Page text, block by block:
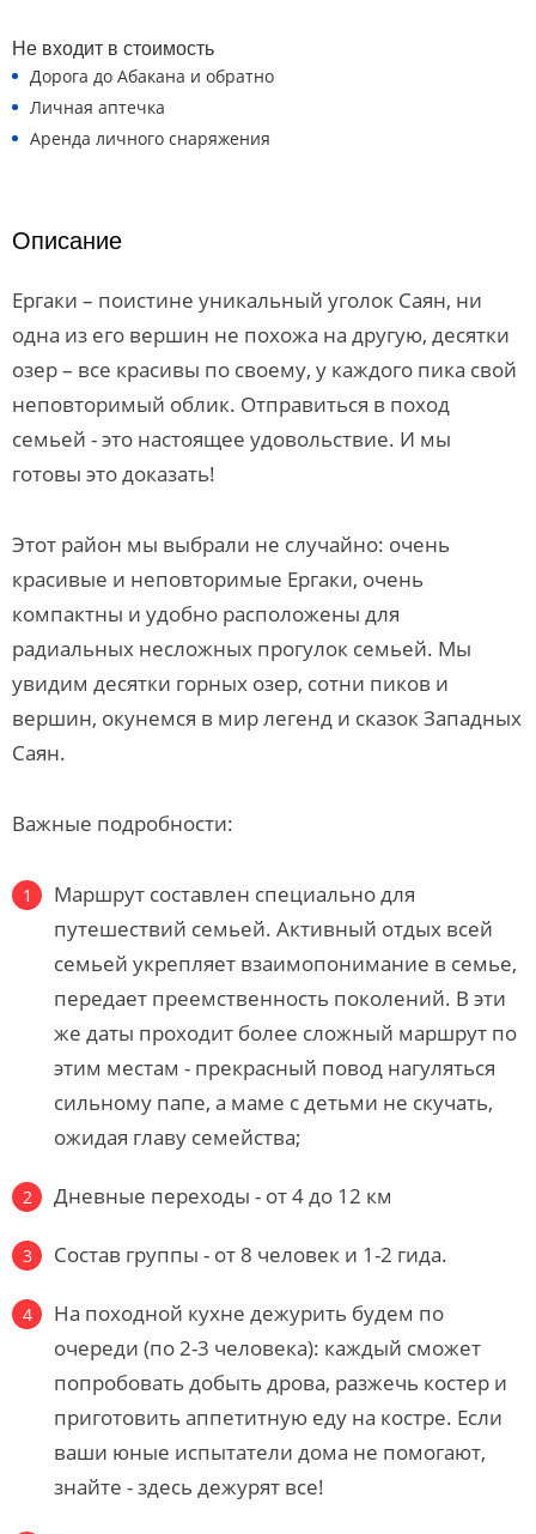
Не входит в стоимость
Дорога до Абакана и обратно
Личная аптечка
Аренда личного снаряжения
Описание
Ергаки – поистине уникальный уголок Саян, ни
одна из его вершин не похожа на другую, десятки
озер – все красивы по своему, у каждого пика свой
неповторимый облик. Отправиться в поход
семьей - это настоящее удовольствие. И мы
готовы это доказать!
Этот район мы выбрали не случайно: очень
красивые и неповторимые Ергаки, очень
компактны и удобно расположены для
радиальных несложных прогулок семьей. Мы
увидим десятки горных озер, сотни пиков и
вершин, окунемся в мир легенд и сказок Западных
Саян.
Важные подробности:
Маршрут составлен специально для
путешествий семьей. Активный отдых всей
семьей укрепляет взаимопонимание в семье,
передает преемственность поколений. В эти
же даты проходит более сложный маршрут по
этим местам - прекрасный повод нагуляться
сильному папе, а маме с детьми не скучать,
ожидая главу семейства;
Дневные переходы - от 4 до 12 км
Состав группы - от 8 человек и 1-2 гида.
На походной кухне дежурить будем по
очереди (по 2-3 человека): каждый сможет
попробовать добыть дрова, разжечь костер и
приготовить аппетитную еду на костре. Если
ваши юные испытатели дома не помогают,
знайте - здесь дежурят все!